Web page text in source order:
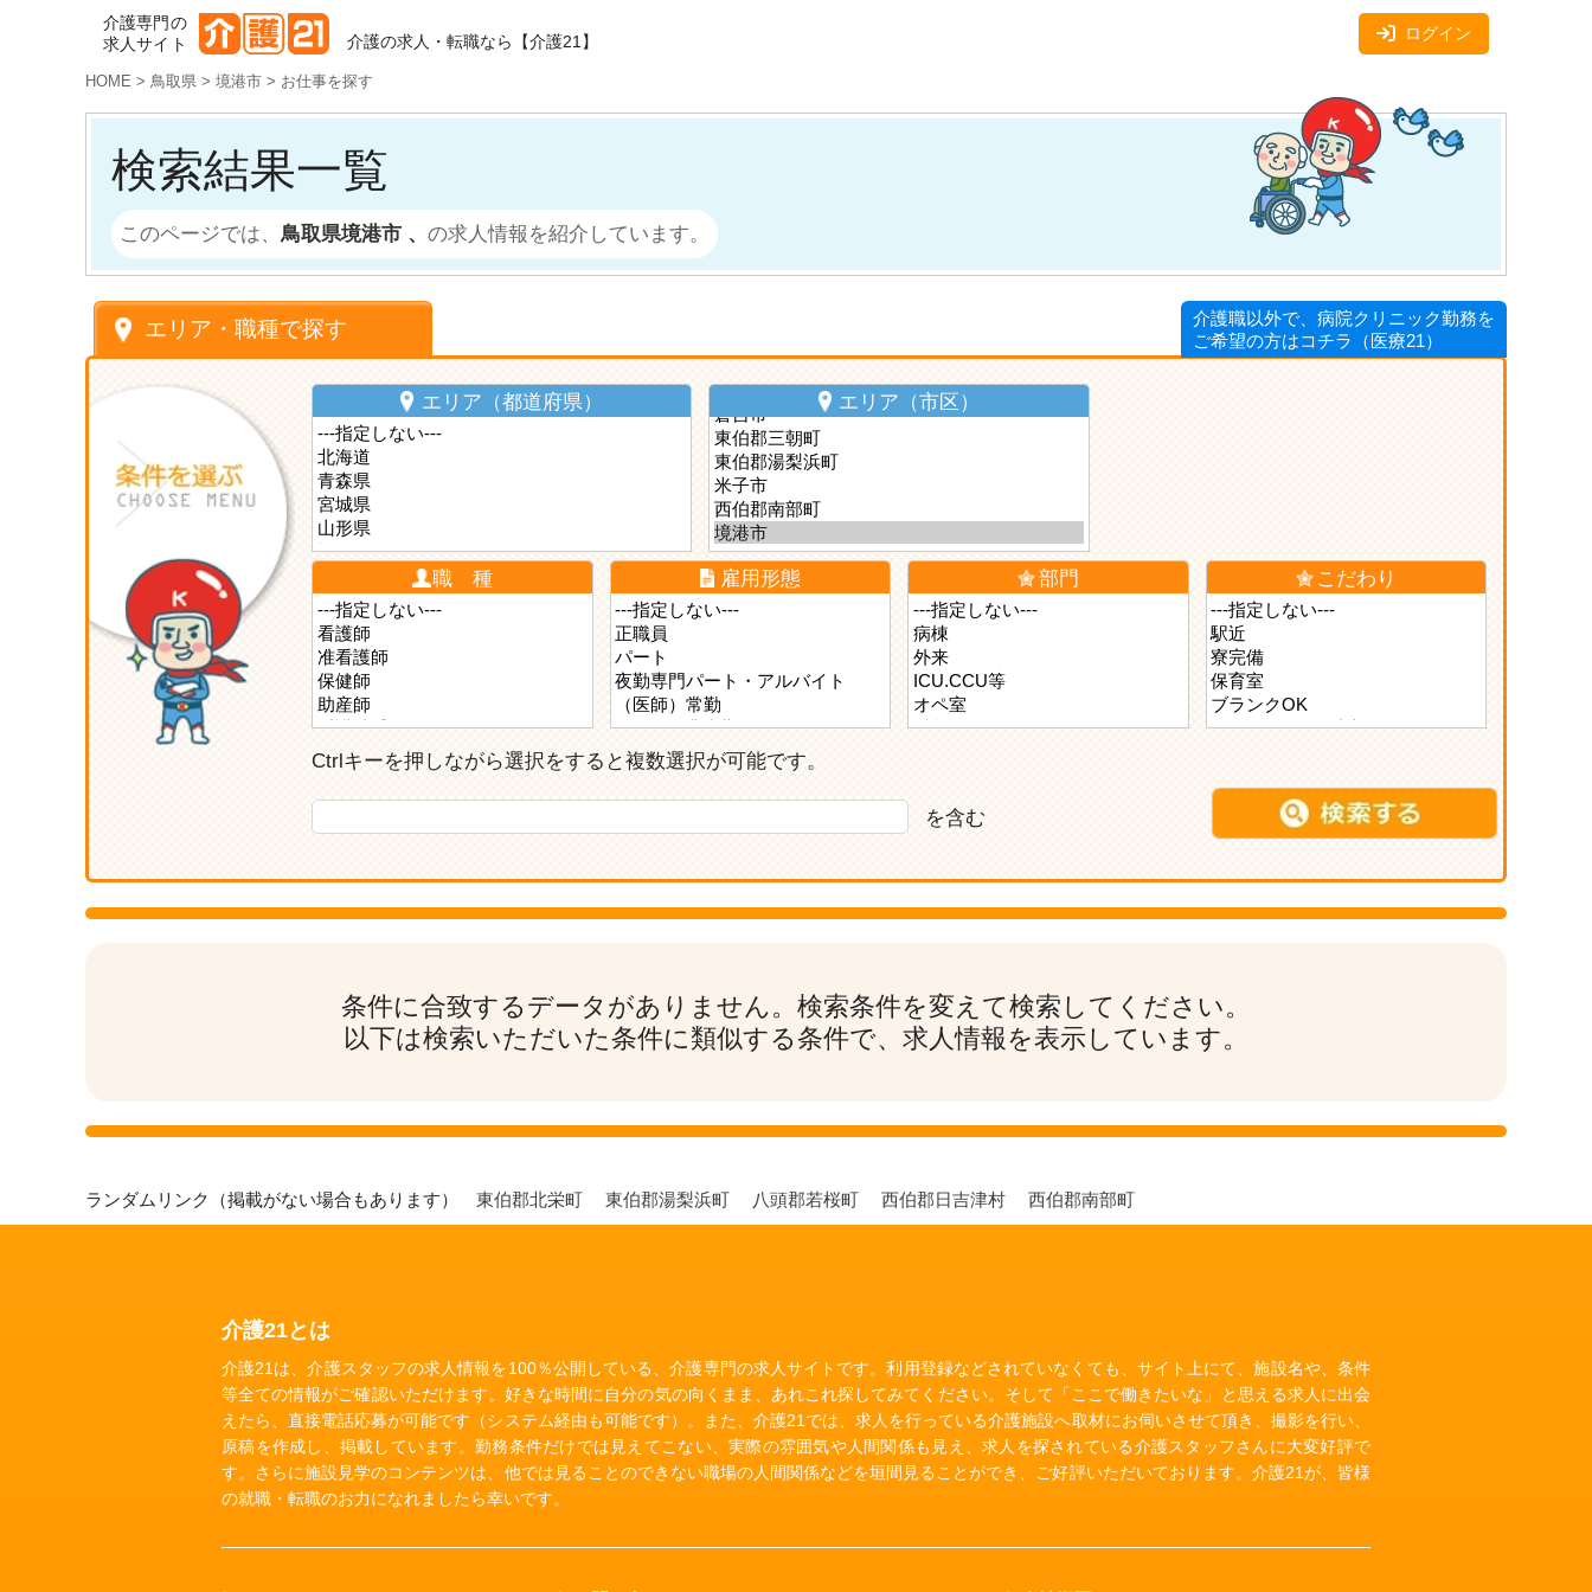
介護専門の
求人サイト
介護の求人・転職なら【介護21】 ログイン
HOME > 鳥取県 > 境港市 > お仕事を探す
検索結果一覧
このページでは、 鳥取県境港市 、 の求人情報を紹介しています。
介護職以外で、病院クリニック勤務を
ご希望の方はコチラ（医療21）
エリア・職種で探す
エリア（都道府県） エリア（市区）
職 種 雇用形態 部門 こだわり
Ctrlキーを押しながら選択をすると複数選択が可能です。
を含む
条件に合致するデータがありません。検索条件を変えて検索してください。
以下は検索いただいた条件に類似する条件で、求人情報を表示しています。
ランダムリンク（掲載がない場合もあります） 東伯郡北栄町 東伯郡湯梨浜町 八頭郡若桜町 西伯郡日吉津村 西伯郡南部町
介護21とは
介護21は、介護スタッフの求人情報を100％公開している、介護専門の求人サイトです。利用登録などされていなくても、サイト上にて、施設名や、条件
等全ての情報がご確認いただけます。好きな時間に自分の気の向くまま、あれこれ探してみてください。そして「ここで働きたいな」と思える求人に出会
えたら、直接電話応募が可能です（システム経由も可能です）。また、介護21では、求人を行っている介護施設へ取材にお伺いさせて頂き、撮影を行い、
原稿を作成し、掲載しています。勤務条件だけでは見えてこない、実際の雰囲気や人間関係も見え、求人を探されている介護スタッフさんに大変好評で
す。さらに施設見学のコンテンツは、他では見ることのできない職場の人間関係などを垣間見ることができ、ご好評いただいております。介護21が、皆様
の就職・転職のお力になれましたら幸いです。